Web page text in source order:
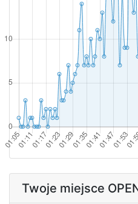
Twoje miejsce